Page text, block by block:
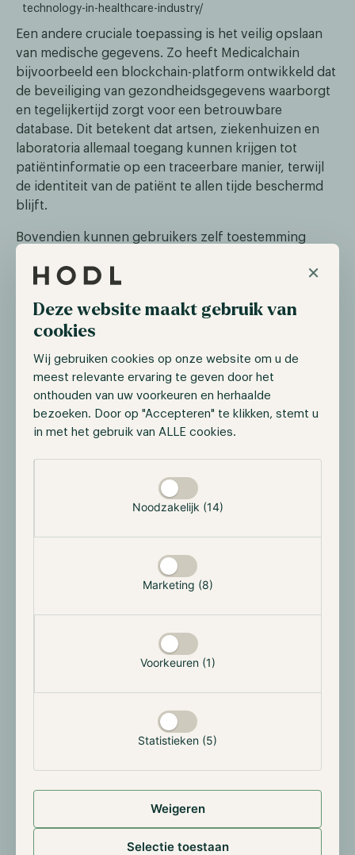
×
Deze website maakt gebruik van
cookies
Wij gebruiken cookies op onze website om u de
meest relevante ervaring te geven door het
onthouden van uw voorkeuren en herhaalde
bezoeken. Door op "Accepteren" te klikken, stemt u
in met het gebruik van ALLE cookies.
Noodzakelijk (14)
Marketing (8)
Voorkeuren (1)
Statistieken (5)
Weigeren
Selectie toestaan
technology-in-healthcare-industry/
Een andere cruciale toepassing is het veilig opslaan
van medische gegevens. Zo heeft Medicalchain
bijvoorbeeld een blockchain-platform ontwikkeld dat
de beveiliging van gezondheidsgegevens waarborgt
en tegelijkertijd zorgt voor een betrouwbare
database. Dit betekent dat artsen, ziekenhuizen en
laboratoria allemaal toegang kunnen krijgen tot
patiëntinformatie op een traceerbare manier, terwijl
de identiteit van de patiënt te allen tijde beschermd
blijft.
Bovendien kunnen gebruikers zelf toestemming
gegevens met eigen en/of nieuwe
meer controle over zijn persoonlijke gegevens.
dat een onderzoeksrapport heeft gepubliceerd
waarin de kansen voor de gezondheidszorgsector
worden behandeld. Dit omvat onder andere directe
zichtbaarheid van gegevens voor alle verbonden
organisaties en het creëren van één bron van
informatie en waarheid.
Blockchain in vastgoed
Distributed ledger technologie biedt unieke
mogelijkheden voor zowel individuen als organisaties
die werkzaam zijn in de vastgoedsector. Binnen
hoeveelheden informatie overgedragen en
opgeslagen, waarbij alle betrokken partijen het eens
moeten worden. Hoewel blockchain kan worden
ingezet om gegevens op te slaan en te delen, bestaat
er een aanvullend element dat de sector kan
transformeren: smart contracts.
Een smart contract betreft een computerprogramma
voor makelaars te stroomlijnen. Een smart contract